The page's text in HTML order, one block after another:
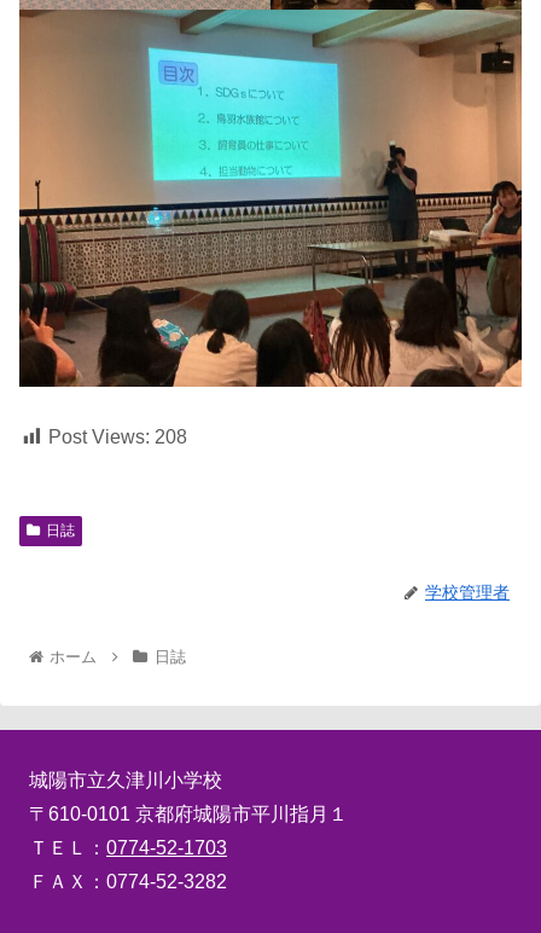
Post Views: 208
日誌
学校管理者
ホーム 日誌
城陽市立久津川小学校
〒610-0101 京都府城陽市平川指月１
ＴＥＬ： 0774-52-1703
ＦＡＸ：0774-52-3282